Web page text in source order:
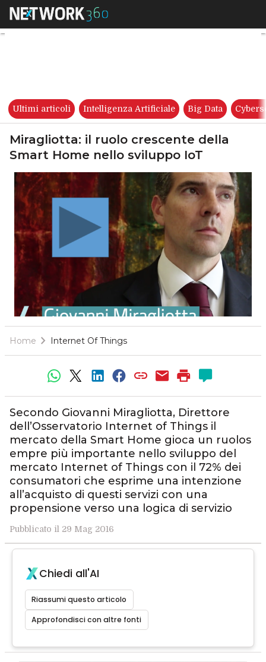
Miragliotta: il ruolo crescente
Ultimi articoli Intelligenza Artificiale Big Data
Miragliotta: il ruolo crescente della
Smart Home nello sviluppo IoT
Home Internet Of Things
Secondo Giovanni Miragliotta, Direttore
dell’Osservatorio Internet of Things il
mercato della Smart Home gioca un ruolos
empre più importante nello sviluppo del
mercato Internet of Things con il 72% dei
consumatori che esprime una intenzione
all’acquisto di questi servizi con una
propensione verso una logica di servizio
Pubblicato il 29 Mag 2016
Chiedi all'AI
Riassumi questo articolo
Approfondisci con altre fonti